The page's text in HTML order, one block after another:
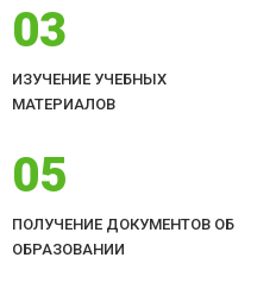
03
ИЗУЧЕНИЕ УЧЕБНЫХ
МАТЕРИАЛОВ
05
ПОЛУЧЕНИЕ ДОКУМЕНТОВ ОБ
ОБРАЗОВАНИИ